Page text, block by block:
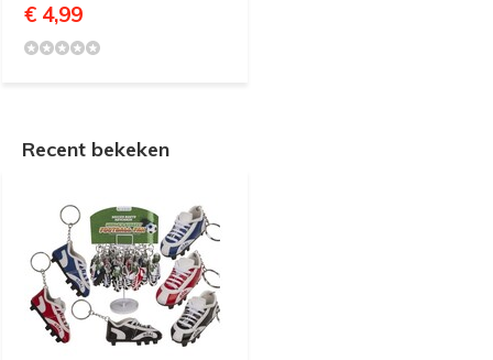
€ 4,99
Recent bekeken